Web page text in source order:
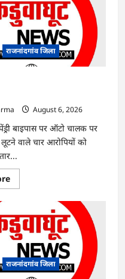
कुर्सी
पर
3
साल
ज्यादा
नहीं
टिकेंगे
राजनांदगांव जिला
August 6, 2026
बाइपास पर ऑटो चालक पर
वाले चार आरोपियों को
Read
more
ऑटो
चालक
को
लूटने
वाले
4
गिरफ्तार…
राजनांदगांव जिला